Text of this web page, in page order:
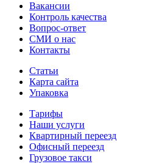
Вакансии
Контроль качества
Вопрос-ответ
СМИ о нас
Контакты
Статьи
Карта сайта
Упаковка
Тарифы
Наши услуги
Квартирный переезд
Офисный переезд
Грузовое такси